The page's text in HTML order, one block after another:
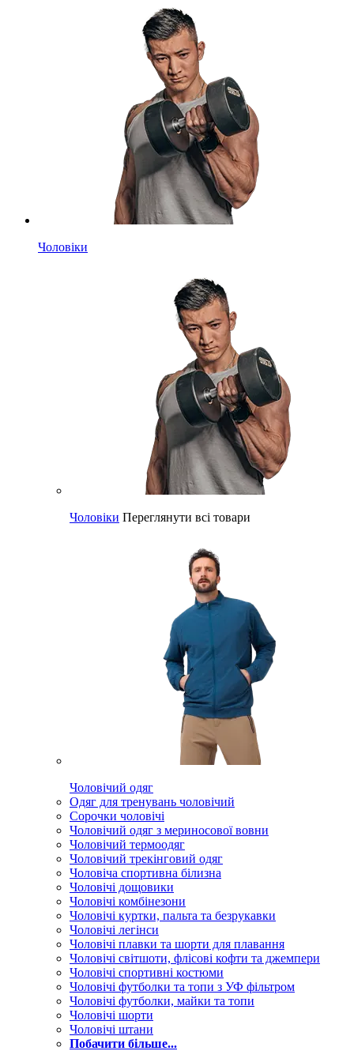
Чоловіки
Чоловіки Переглянути всі товари
Чоловічий одяг
Одяг для тренувань чоловічий
Сорочки чоловічі
Чоловічий одяг з мериносової вовни
Чоловічий термоодяг
Чоловічий трекінговий одяг
Чоловіча спортивна білизна
Чоловічі дощовики
Чоловічі комбінезони
Чоловічі куртки, пальта та безрукавки
Чоловічі легінси
Чоловічі плавки та шорти для плавання
Чоловічі світшоти, флісові кофти та джемпери
Чоловічі спортивні костюми
Чоловічі футболки та топи з УФ фільтром
Чоловічі футболки, майки та топи
Чоловічі шорти
Чоловічі штани
Побачити більше...